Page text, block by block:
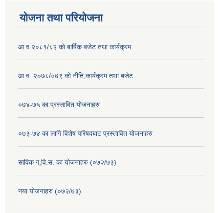
योजना तथा परियोजना
आ.व.२०८१/८२ को बार्षिक बजेट तथा कार्यक्रम
आ.व. २०७८/०७९ को नीति,कार्यक्रम तथा बजेट
०७४-७५ का प्रस्तावित योजनाहरु
०७३-७४ का लागि विशेष परिषदबाट प्रस्तावित योजनाहरु
साविक ग,वि.स. का योजनाहरु (०७२/७३)
नया योजनाहरु (०७२/७३)